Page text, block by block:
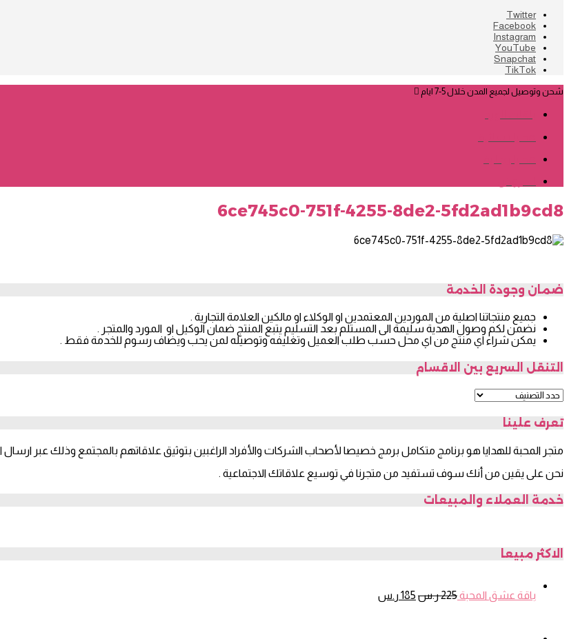
Twitter
Facebook
Instagram
YouTube
Snapchat
TikTok
شحن وتوصيل لجميع المدن خلال 5-7 ايام
6ce745c0-751f-4255-8de2-5fd2ad1b9cd8
ضمان وجودة الخدمة
جميع منتجاتنا اصلية من الموردين المعتمدين او الوكلاء او مالكين العلامة التجارية .
نضمن لكم وصول الهدية سليمة الى المستلم بعد التسليم يتبع المنتج ضمان الوكيل او المورد والمتجر .
يمكن شراء اي منتج من اي محل حسب طلب العميل وتغليفه وتوصيله لمن يحب ويضاف رسوم للخدمة فقط .
التنقل السريع بين الاقسام
تعرف علينا
متجر المحبة للهدايا هو برنامج متكامل برمج خصيصا لأصحاب الشركات والأفراد الراغبين بتوثيق علاقاتهم بالمجتمع وذلك عبر
نحن على يقين من أنك سوف تستفيد من متجرنا في توسيع علاقاتك الاجتماعية .
خدمة العملاء والمبيعات
الاكثر مبيعا
باقة عشق المحبة225ر.س السعر
الأصلي
185ر.سالسعر